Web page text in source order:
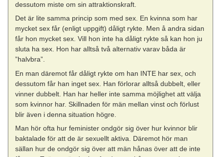
dessutom miste om sin attraktionskraft.
Det är lite samma princip som med sex. En kvinna som har
mycket sex får (enligt uppgift) dåligt rykte. Men å andra sidan
får hon mycket sex. Vill hon inte ha dåligt rykte så kan hon ju
sluta ha sex. Hon har alltså två alternativ varav båda är
”halvbra”.
En man däremot får dåligt rykte om han INTE har sex, och
dessutom får han inget sex. Han förlorar alltså dubbelt, eller
vinner dubbelt. Han har heller inte samma möjlighet att välja
som kvinnor har. Skillnaden för män mellan vinst och förlust
blir även i denna situation högre.
Man hör ofta hur feminister ondgör sig över hur kvinnor blir
baktalade för att de är sexuellt aktiva. Däremot hör man
sällan hur de ondgör sig över att män hånas över att de inte